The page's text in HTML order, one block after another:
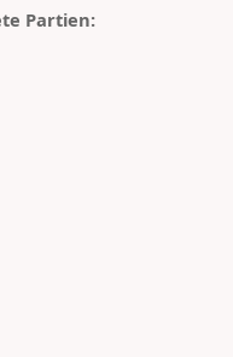
Partien: